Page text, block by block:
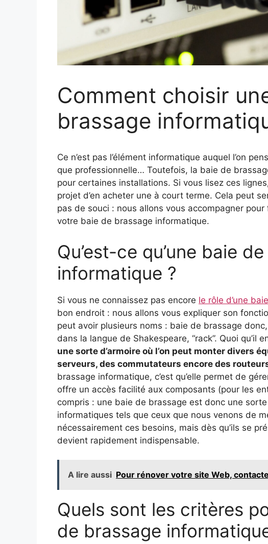
Comment choisir
brassage
Ce n’est pas l’élément informatique auquel l’on
que professionnelle… Toutefois, la baie de
pour certaines installations. Si vous lisez ces
projet d’en acheter une à court terme. Cela peut
pas de souci : nous allons vous accompagner
votre baie de brassage informatique.
Qu’est-ce qu’une baie
informatique ?
Si vous ne connaissez pas encore le rôle d’une
bon endroit : nous allons vous expliquer son
peut avoir plusieurs noms : baie de brassage
dans la langue de Shakespeare, “rack”. Quoi qu’il
une sorte d’armoire où l’on peut monter divers
serveurs, des commutateurs encore des
brassage informatique, c’est qu’elle permet de
offre un accès facilité aux composants (pour les
compris : une baie de brassage est donc une
informatiques tels que ceux que nous venons de
nécessairement ces besoins, mais dès qu’ils se
devient rapidement indispensable.
A lire aussi Pour rénover votre site Web,
Quels sont les critères
de brassage